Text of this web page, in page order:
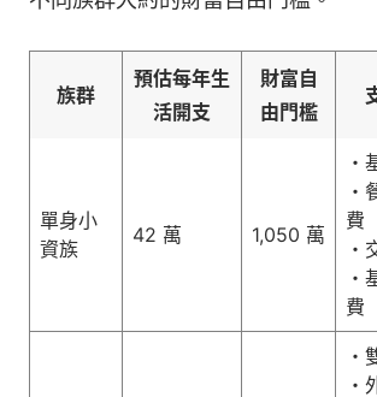
族群
預估每年生
活開支
財富自
由門檻
單身小
資族
42 萬 1,050 萬
・
・
費
・
・
費
・
・